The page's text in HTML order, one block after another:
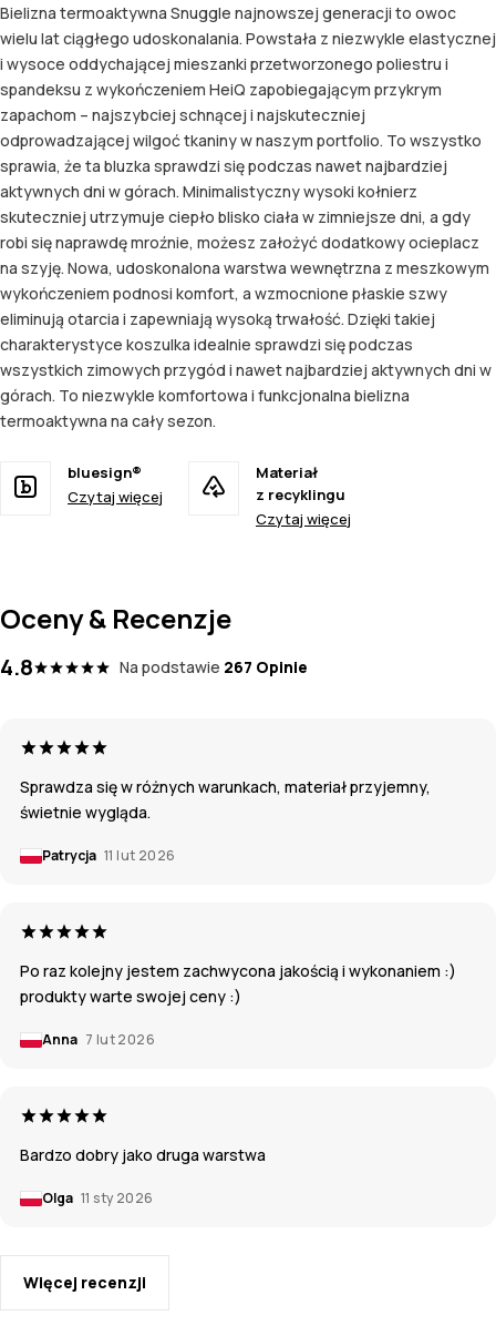
Bielizna termoaktywna Snuggle najnowszej generacji to owoc
wielu lat ciągłego udoskonalania. Powstała z niezwykle elastycznej
i wysoce oddychającej mieszanki przetworzonego poliestru i
spandeksu z wykończeniem HeiQ zapobiegającym przykrym
zapachom – najszybciej schnącej i najskuteczniej
odprowadzającej wilgoć tkaniny w naszym portfolio. To wszystko
sprawia, że ta bluzka sprawdzi się podczas nawet najbardziej
aktywnych dni w górach. Minimalistyczny wysoki kołnierz
skuteczniej utrzymuje ciepło blisko ciała w zimniejsze dni, a gdy
robi się naprawdę mroźnie, możesz założyć dodatkowy ocieplacz
na szyję. Nowa, udoskonalona warstwa wewnętrzna z meszkowym
wykończeniem podnosi komfort, a wzmocnione płaskie szwy
eliminują otarcia i zapewniają wysoką trwałość. Dzięki takiej
charakterystyce koszulka idealnie sprawdzi się podczas
wszystkich zimowych przygód i nawet najbardziej aktywnych dni w
górach. To niezwykle komfortowa i funkcjonalna bielizna
termoaktywna na cały sezon.
bluesign®
Czytaj więcej
Materiał
z recyklingu
Czytaj więcej
Oceny & Recenzje
4.8 Na podstawie 267 Opinie
Sprawdza się w różnych warunkach, materiał przyjemny,
świetnie wygląda.
Patrycja 11 lut 2026
Po raz kolejny jestem zachwycona jakością i wykonaniem :)
produkty warte swojej ceny :)
Anna 7 lut 2026
Bardzo dobry jako druga warstwa
Olga 11 sty 2026
Więcej recenzji